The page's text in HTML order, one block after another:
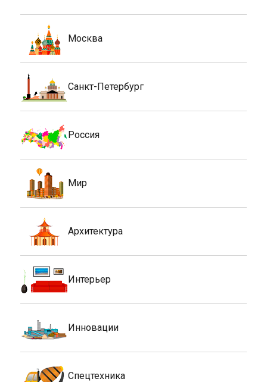
Москва
Санкт-Петербург
Россия
Мир
Архитектура
Интерьер
Инновации
Спецтехника